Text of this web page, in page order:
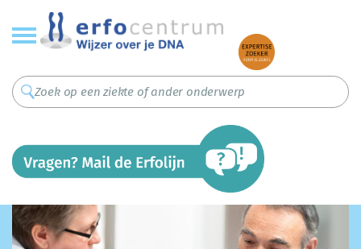
Overslaan
en
naar
inhoud
gaan